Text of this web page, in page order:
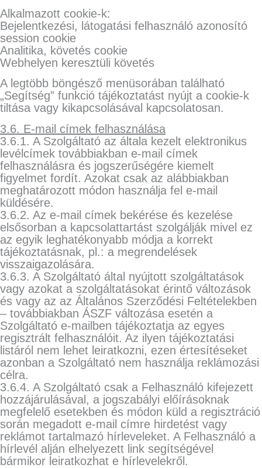
Alkalmazott cookie-k:
Bejelentkezési, látogatási felhasználó azonosító
session cookie
Analitika, követés cookie
Webhelyen keresztüli követés
A legtöbb böngésző menüsorában található
„Segítség” funkció tájékoztatást nyújt a cookie-k
tiltása vagy kikapcsolásával kapcsolatosan.
3.6. E-mail címek felhasználása
3.6.1. A Szolgáltató az általa kezelt elektronikus
levélcímek továbbiakban e-mail címek
felhasználásra és jogszerűségére kiemelt
figyelmet fordít. Azokat csak az alábbiakban
meghatározott módon használja fel e-mail
küldésére.
3.6.2. Az e-mail címek bekérése és kezelése
elsősorban a kapcsolattartást szolgálják mivel ez
az egyik leghatékonyabb módja a korrekt
tájékoztatásnak, pl.: a megrendelések
visszaigazolására.
3.6.3. A Szolgáltató által nyújtott szolgáltatások
vagy azokat a szolgáltatásokat érintő változások
és vagy az az Általános Szerződési Feltételekben
– továbbiakban ÁSZF változása esetén a
Szolgáltató e-mailben tájékoztatja az egyes
regisztrált felhasználóit. Az ilyen tájékoztatási
listáról nem lehet leiratkozni, ezen értesítéseket
azonban a Szolgáltató nem használja reklámozási
célra.
3.6.4. A Szolgáltató csak a Felhasználó kifejezett
hozzájárulásával, a jogszabályi előírásoknak
megfelelő esetekben és módon küld a regisztráció
során megadott e-mail címre hirdetést vagy
reklámot tartalmazó hírleveleket. A Felhasználó a
hírlevél alján elhelyezett link segítségével
bármikor leiratkozhat e hírlevelekről.